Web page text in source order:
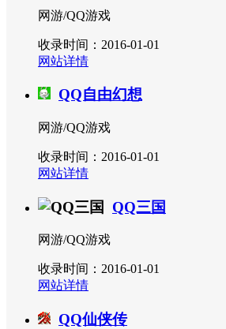
网游/QQ游戏
收录时间：2016-01-01
网站详情
QQ自由幻想
网游/QQ游戏
收录时间：2016-01-01
网站详情
QQ三国
网游/QQ游戏
收录时间：2016-01-01
网站详情
QQ仙侠传